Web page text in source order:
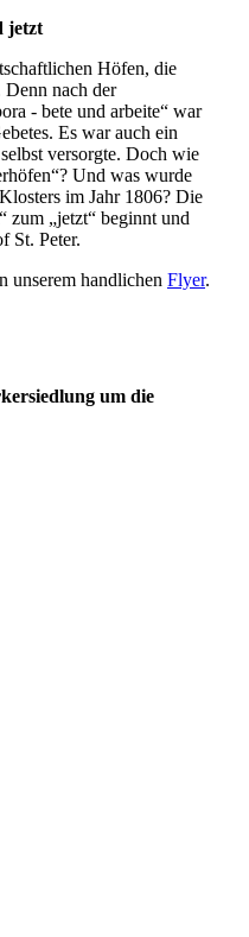
jetzt
Höfen, die
nach der
- bete und arbeite“ war
Es war auch ein
versorgte. Doch wie
Und was wurde
im Jahr 1806? Die
zum „jetzt“ beginnt und
St. Peter.
unserem handlichen Flyer.
um die